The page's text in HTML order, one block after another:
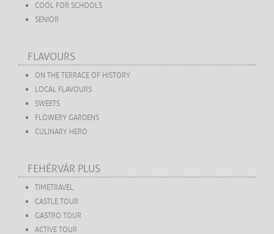
COOL FOR SCHOOLS
SENIOR
FLAVOURS
ON THE TERRACE OF HISTORY
LOCAL FLAVOURS
SWEETS
FLOWERY GARDENS
CULINARY HERO
FEHÉRVÁR PLUS
TIMETRAVEL
CASTLE TOUR
GASTRO TOUR
ACTIVE TOUR